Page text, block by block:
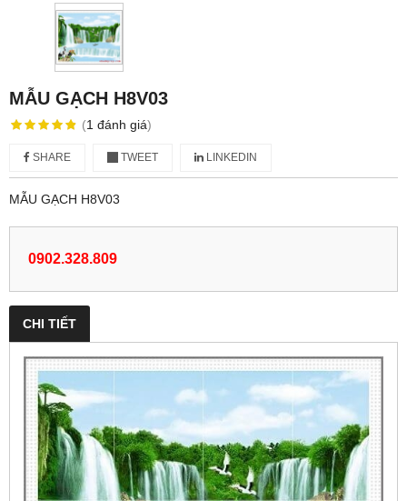
MẪU GẠCH H8V03
(1 đánh giá)
SHARE TWEET LINKEDIN
MẪU GẠCH H8V03
0902.328.809
CHI TIẾT